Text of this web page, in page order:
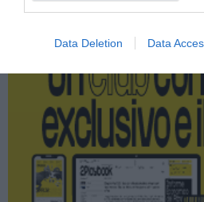
Data Deletion Data
2Playbook Club